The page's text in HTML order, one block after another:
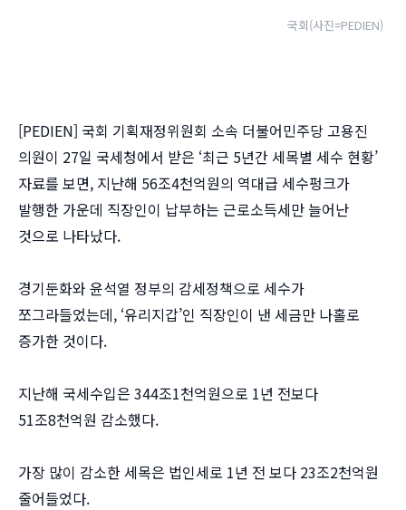
국회(사진=PEDIEN)
[PEDIEN] 국회 기획재정위원회 소속 더불어민주당 고용진
의원이 27일 국세청에서 받은 ‘최근 5년간 세목별 세수 현황’
자료를 보면, 지난해 56조4천억원의 역대급 세수펑크가
발행한 가운데 직장인이 납부하는 근로소득세만 늘어난
것으로 나타났다.
경기둔화와 윤석열 정부의 감세정책으로 세수가
쪼그라들었는데, ‘유리지갑’인 직장인이 낸 세금만 나홀로
증가한 것이다.
지난해 국세수입은 344조1천억원으로 1년 전보다
51조8천억원 감소했다.
가장 많이 감소한 세목은 법인세로 1년 전 보다 23조2천억원
줄어들었다.